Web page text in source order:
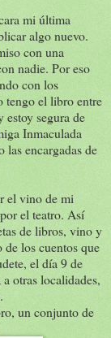
mi última
algo nuevo.
con una
nadie. Por eso
con los
tengo el libro entre
estoy segura de
Inmaculada
encargadas de
el vino de mi
el teatro. Así
de libros, vino y
de los cuentos que
el día 9 de
otras localidades,
un conjunto de